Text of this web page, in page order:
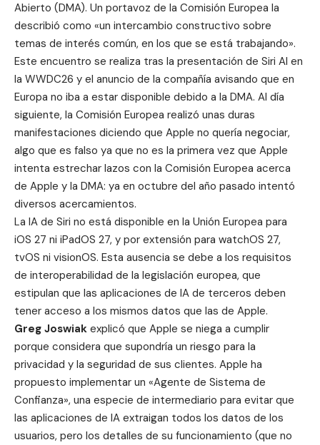
Abierto (DMA). Un portavoz de la Comisión Europea la
describió como «un intercambio constructivo sobre
temas de interés común, en los que se está trabajando».
Este encuentro se realiza tras la presentación de Siri AI en
la WWDC26 y el anuncio de la compañía avisando que en
Europa no iba a estar disponible debido a la DMA. Al día
siguiente, la Comisión Europea realizó unas duras
manifestaciones diciendo que Apple no quería negociar,
algo que es falso ya que no es la primera vez que Apple
intenta estrechar lazos con la Comisión Europea acerca
de Apple y la DMA: ya en octubre del año pasado intentó
diversos acercamientos.
La IA de Siri no está disponible en la Unión Europea para
iOS 27 ni iPadOS 27, y por extensión para watchOS 27,
tvOS ni visionOS. Esta ausencia se debe a los requisitos
de interoperabilidad de la legislación europea, que
estipulan que las aplicaciones de IA de terceros deben
tener acceso a los mismos datos que las de Apple.
Greg Joswiak explicó que Apple se niega a cumplir
porque considera que supondría un riesgo para la
privacidad y la seguridad de sus clientes. Apple ha
propuesto implementar un «Agente de Sistema de
Confianza», una especie de intermediario para evitar que
las aplicaciones de IA extraigan todos los datos de los
usuarios, pero los detalles de su funcionamiento (que no